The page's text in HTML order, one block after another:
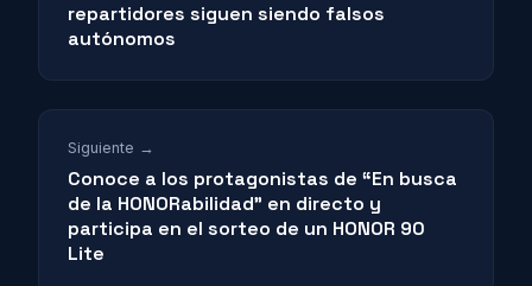
repartidores siguen siendo falsos
autónomos
Siguiente →
Conoce a los protagonistas de “En busca
de la HONORabilidad” en directo y
participa en el sorteo de un HONOR 90
Lite